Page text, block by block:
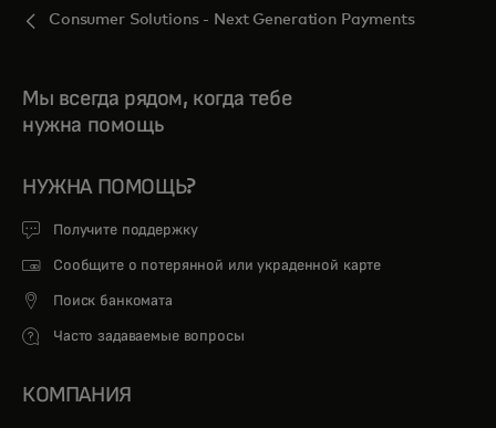
Consumer Solutions - Next Generation Payments
Мы всегда рядом, когда тебе
нужна помощь
НУЖНА ПОМОЩЬ?
Получите поддержку
Сообщите о потерянной или украденной карте
Поиск банкомата
Часто задаваемые вопросы
КОМПАНИЯ